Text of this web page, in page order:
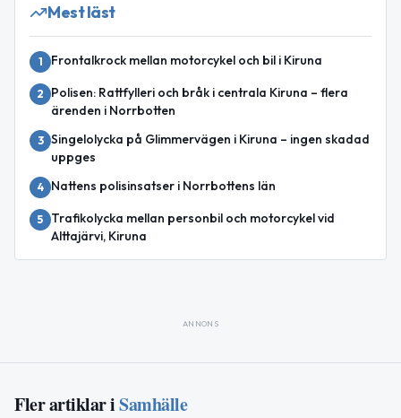
Mest läst
1 Frontalkrock mellan motorcykel och bil i Kiruna
2
Polisen: Rattfylleri och bråk i centrala Kiruna – flera
ärenden i Norrbotten
3 Singelolycka på Glimmervägen i Kiruna – ingen skadad
uppges
4 Nattens polisinsatser i Norrbottens län
5
Trafikolycka mellan personbil och motorcykel vid
Alttajärvi, Kiruna
ANNONS
Fler artiklar iSamhälle